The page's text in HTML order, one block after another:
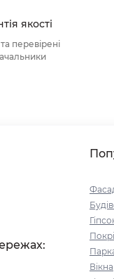
якості
перевірені
Вікна